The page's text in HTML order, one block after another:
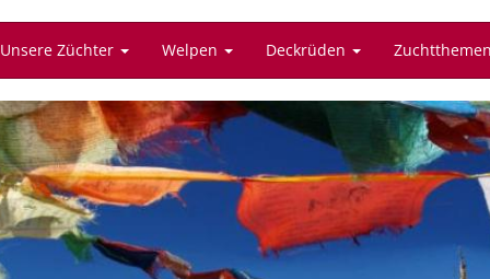
Unsere Züchter Welpen Deckrüden